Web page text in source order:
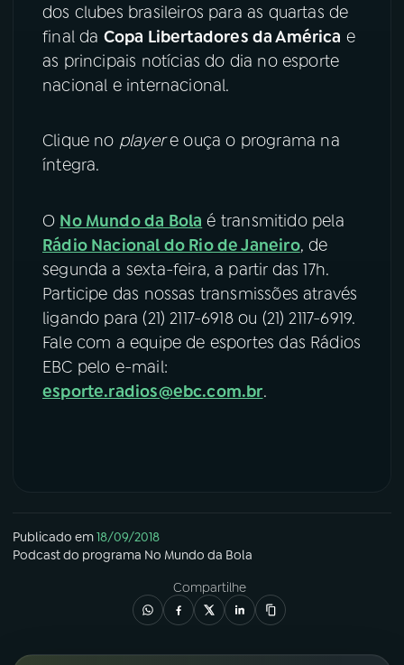
Instagram X
TikTok
dos clubes brasileiros para as quartas de
final da Copa Libertadores da América e
as principais notícias do dia no esporte
nacional e internacional.
Clique no playere ouça o programa na
íntegra.
O No Mundo da Bola é transmitido pela
Rádio Nacional do Rio de Janeiro, de
segunda a sexta-feira, a partir das 17h.
Participe das nossas transmissões através
ligando para (21) 2117-6918 ou (21) 2117-6919.
Fale com a equipe de esportes das Rádios
EBC pelo e-mail:
esporte.radios@ebc.com.br.
Publicado em18/09/2018
Podcastdo programa No Mundo da Bola
Compartilhe